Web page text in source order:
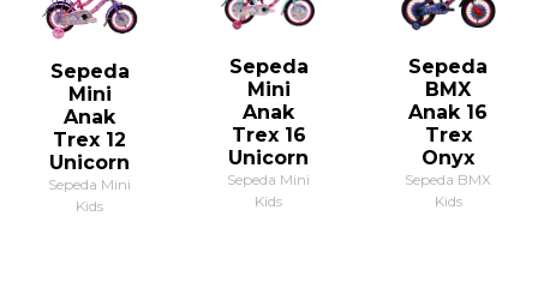
Sepeda
Mini
Anak
Trex 12
Unicorn
Sepeda Mini
Kids
Sepeda
Mini
Anak
Trex 16
Unicorn
Sepeda Mini
Kids
Sepeda
BMX
Anak 16
Trex
Onyx
Sepeda BMX
Kids